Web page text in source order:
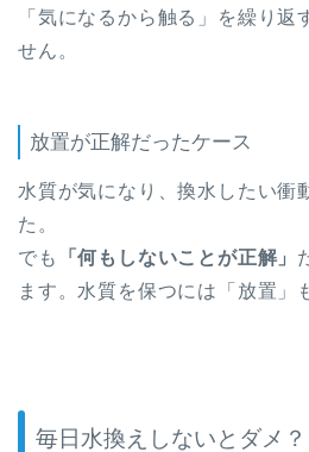
「気になるから触る」を繰り返
せん。
放置が正解だったケース
水質が気になり、換水したい衝
た。
でも
「何もしないことが正解」
ます。水質を保つには「放置」
毎日水換えしないとダメ？